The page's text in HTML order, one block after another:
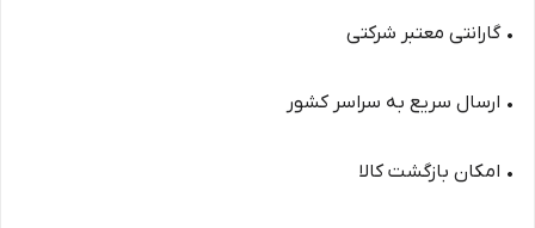
• گارانتی معتبر شرکتی
• ارسال سریع به سراسر کشور
• امکان بازگشت کالا